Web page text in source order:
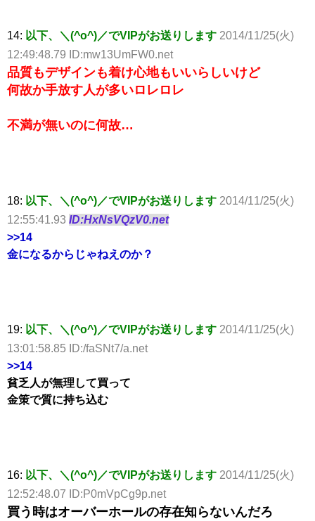
14: 以下、＼(^o^)／でVIPがお送りします 2014/11/25(火)
12:49:48.79 ID:mw13UmFW0.net
品質もデザインも着け心地もいいらしいけど
何故か手放す人が多いロレロレ
不満が無いのに何故…
18: 以下、＼(^o^)／でVIPがお送りします 2014/11/25(火)
12:55:41.93 ID:HxNsVQzV0.net
>>14
金になるからじゃねえのか？
19: 以下、＼(^o^)／でVIPがお送りします 2014/11/25(火)
13:01:58.85 ID:/faSNt7/a.net
>>14
貧乏人が無理して買って
金策で質に持ち込む
16: 以下、＼(^o^)／でVIPがお送りします 2014/11/25(火)
12:52:48.07 ID:P0mVpCg9p.net
買う時はオーバーホールの存在知らないんだろ